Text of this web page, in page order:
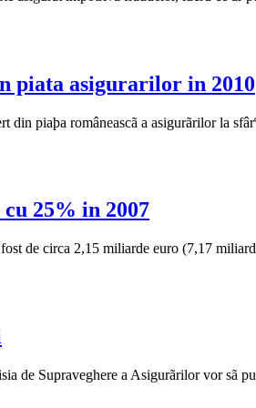
piata asigurarilor in 2010
piaþa româneascã a asigurãrilor la
25% in 2007
de circa 2,15 miliarde euro (7,17
de Supraveghere a Asigurãrilor vor sã